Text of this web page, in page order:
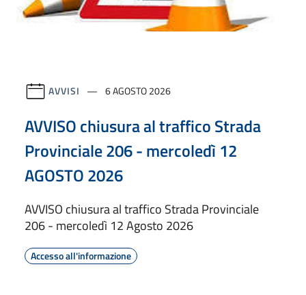
AVVISI 6 AGOSTO 2026
AVVISO chiusura al traffico Strada
Provinciale 206 - mercoledì 12
AGOSTO 2026
AVVISO chiusura al traffico Strada Provinciale
206 - mercoledì 12 Agosto 2026
Accesso all'informazione